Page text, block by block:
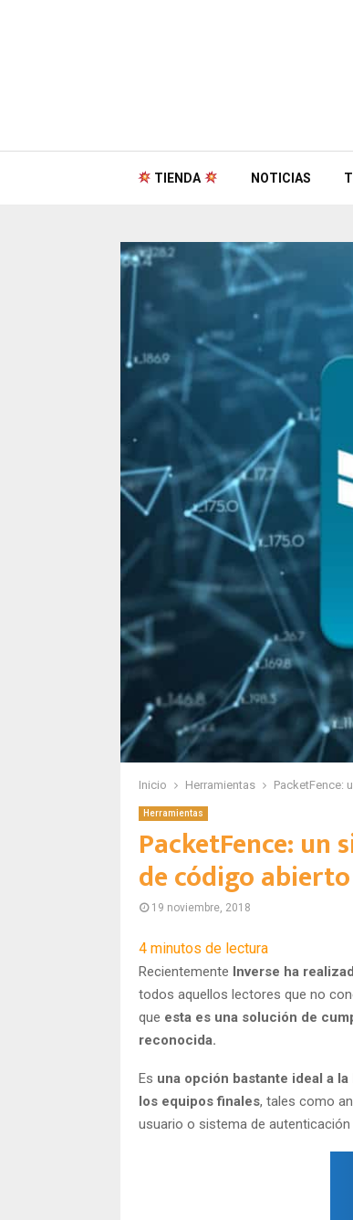
TIENDA NOTICIAS
Inicio Herramientas PacketFence:
Herramientas
PacketFence: un
de código abierto
19 noviembre, 2018
4 minutos de lectura
Recientemente Inverse ha
todos aquellos lectores que no
que esta es una solución de
reconocida.
Es una opción bastante ideal a
los equipos finales, tales como
usuario o sistema de